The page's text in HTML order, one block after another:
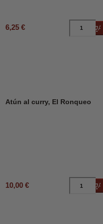
6,25 €
Atún al curry, El Ronqueo
10,00 €